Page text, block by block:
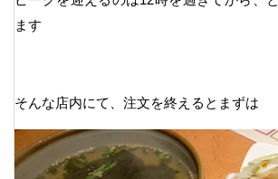
ます
そんな店内にて、注文を終えるとまずは